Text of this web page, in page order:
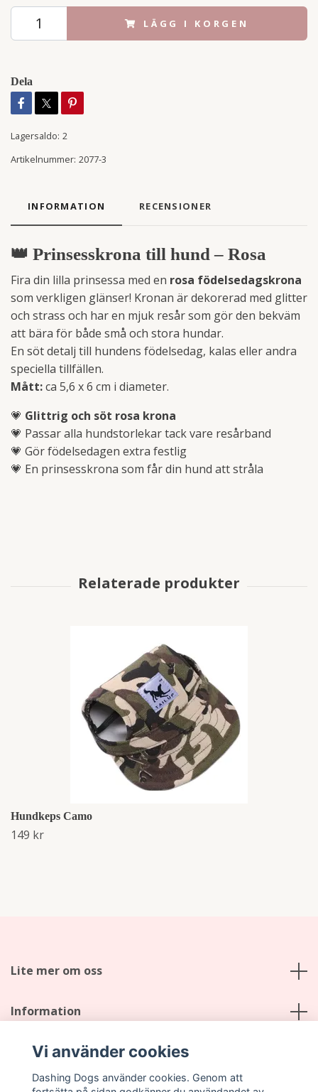
LÄGG I KORGEN
Dela
Lagersaldo: 2
Artikelnummer: 2077-3
INFORMATION RECENSIONER
👑 Prinsesskrona till hund – Rosa
Fira din lilla prinsessa med en rosa födelsedagskrona
som verkligen glänser! Kronan är dekorerad med glitter
och strass och har en mjuk resår som gör den bekväm
att bära för både små och stora hundar.
En söt detalj till hundens födelsedag, kalas eller andra
speciella tillfällen.
Mått:ca 5,6 x 6 cm i diameter.
💗 Glittrig och söt rosa krona
💗 Passar alla hundstorlekar tack vare resårband
💗 Gör födelsedagen extra festlig
💗 En prinsesskrona som får din hund att stråla
Hundkeps Camo
149 kr
Lite mer om oss
Information
Sociala medier
Vi använder cookies
Dashing Dogs använder cookies. Genom att